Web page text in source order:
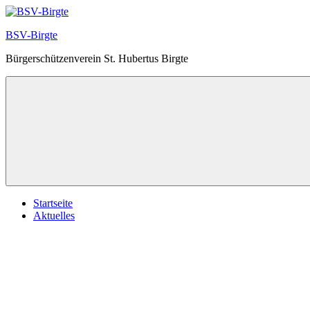
Zum
springen
BSV-Birgte
Bürgerschützenverein St. Hubertus Birgte
Startseite
Aktuelles